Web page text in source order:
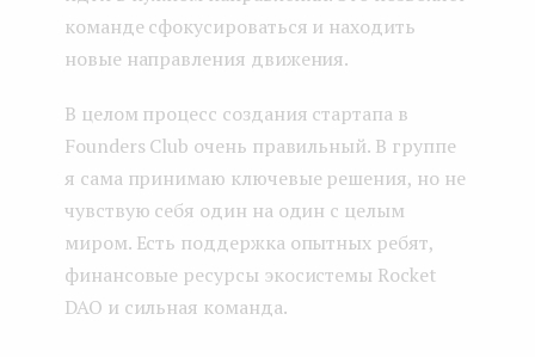
команде сфокусироваться и находить
новые направления движения.
В целом процесс создания стартапа в
Founders Club очень правильный. В группе
я сама принимаю ключевые решения, но не
чувствую себя один на один с целым
миром. Есть поддержка опытных ребят,
финансовые ресурсы экосистемы Rocket
DAO и сильная команда.